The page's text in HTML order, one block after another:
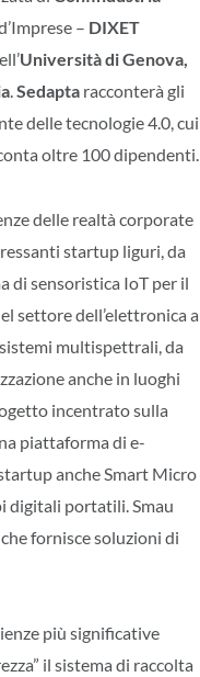
– DIXET
Università di Genova,
.Sedapta racconterà gli
delle tecnologie 4.0, cui
oltre 100 dipendenti.
delle realtà corporate
startup liguri, da
di sensoristica IoT per il
settore dell’elettronica a
multispettrali, da
anche in luoghi
incentrato sulla
piattaforma di e-
anche Smart Micro
digitali portatili. Smau
che fornisce soluzioni di
più significative
il sistema di raccolta